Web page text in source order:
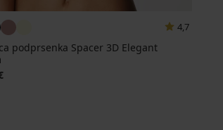
4,7
podprsenka Spacer 3D Elegant